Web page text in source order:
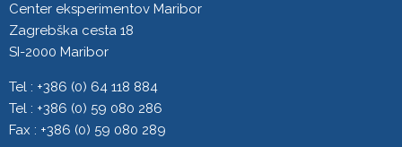
Center eksperimentov Maribor
Zagrebška cesta 18
SI-2000 Maribor
Tel : +386 (0) 64 118 884
Tel : +386 (0) 59 080 286
Fax : +386 (0) 59 080 289